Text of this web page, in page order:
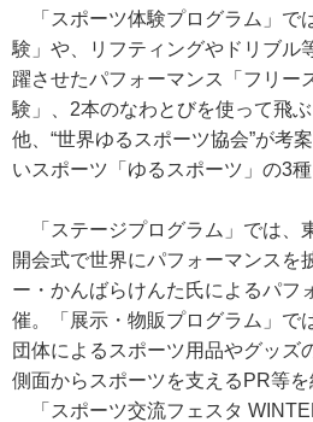
「スポーツ体験プログラム」で
験」や、リフティングやドリブル
躍させたパフォーマンス「フリー
験」、2本のなわとびを使って飛
他、“世界ゆるスポーツ協会”が考
いスポーツ「ゆるスポーツ」の3
「ステージプログラム」では、
開会式で世界にパフォーマンスを
ー・かんばらけんた氏によるパフ
催。「展示・物販プログラム」で
団体によるスポーツ用品やグッズ
側面からスポーツを支えるPR等を
「スポーツ交流フェスタ